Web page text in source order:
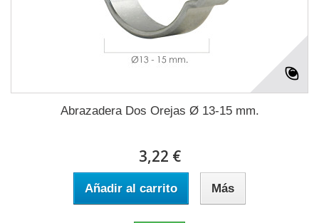
Abrazadera Dos Orejas Ø 13-15 mm.
3,22 €
Añadir al carrito Más